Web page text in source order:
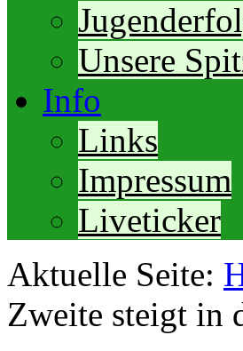
Unsere
Info
Links
Impressum
Liveticker
Aktuelle Seite:
Zweite steigt in